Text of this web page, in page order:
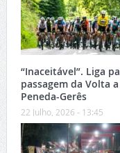
“Inaceitável”. Liga
passagem da Volta
Peneda-Gerês
22 Julho, 2026 - 13:45